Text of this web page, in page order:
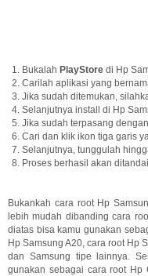
Bukalah PlayStore di Hp
Carilah aplikasi yang
Jika sudah ditemukan,
Selanjutnya install di Hp
Jika sudah terpasang
Cari dan klik ikon tiga garis
Selanjutnya, tunggulah
Proses berhasil akan
Bukankah cara root Hp
lebih mudah dibanding cara
diatas bisa kamu gunakan
Hp Samsung A20, cara root Hp
dan Samsung tipe lainnya.
gunakan sebagai cara root